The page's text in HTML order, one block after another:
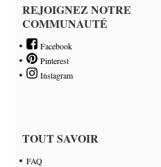
REJOIGNEZ NOTRE
COMMUNAUTÉ
Facebook
Pinterest
Instagram
TOUT SAVOIR
FAQ